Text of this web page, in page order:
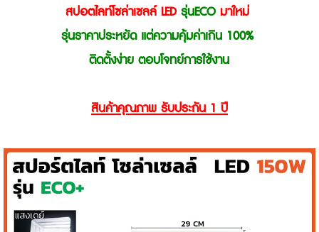
สปอตไลท์โซล่าเซลล์ LED รุ่นECOมาใหม่
รุ่นราคาประหยัด แต่ความคุ้มค่าเกิน 100%
ติดตั้งง่าย ตอบโจทย์การใช้งาน
สินค้าคุณภาพ รับประกัน 1 ปี